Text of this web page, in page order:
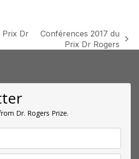
Prix Dr
Conférences 2017 du
Prix Dr Rogers
Dr. Rogers Prize.